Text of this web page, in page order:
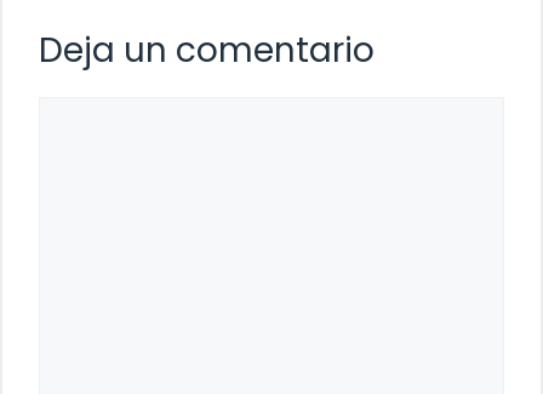
Deja un comentario